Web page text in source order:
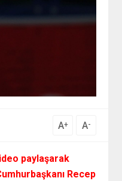
A+ A-
paylaşarak
Recep